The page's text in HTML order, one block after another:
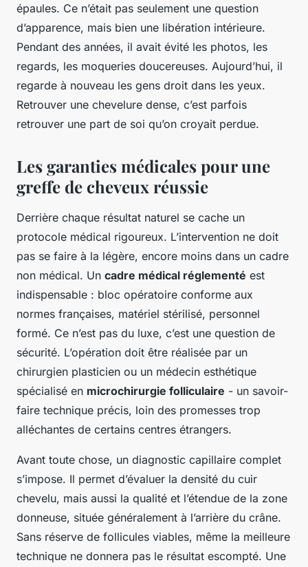
épaules. Ce n’était pas seulement une question
d’apparence, mais bien une libération intérieure.
Pendant des années, il avait évité les photos, les
regards, les moqueries doucereuses. Aujourd’hui, il
regarde à nouveau les gens droit dans les yeux.
Retrouver une chevelure dense, c’est parfois
retrouver une part de soi qu’on croyait perdue.
Les garanties médicales pour une
greffe de cheveux réussie
Derrière chaque résultat naturel se cache un
protocole médical rigoureux. L’intervention ne doit
pas se faire à la légère, encore moins dans un cadre
non médical. Un cadre médical réglementé est
indispensable : bloc opératoire conforme aux
normes françaises, matériel stérilisé, personnel
formé. Ce n’est pas du luxe, c’est une question de
sécurité. L’opération doit être réalisée par un
chirurgien plasticien ou un médecin esthétique
spécialisé en microchirurgie folliculaire - un savoir-
faire technique précis, loin des promesses trop
alléchantes de certains centres étrangers.
Avant toute chose, un diagnostic capillaire complet
s’impose. Il permet d’évaluer la densité du cuir
chevelu, mais aussi la qualité et l’étendue de la zone
donneuse, située généralement à l’arrière du crâne.
Sans réserve de follicules viables, même la meilleure
technique ne donnera pas le résultat escompté. Une